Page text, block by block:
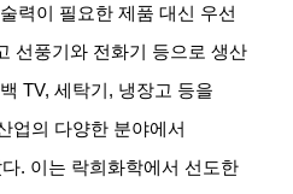
력이 필요한 제품 대신 우선
선풍기와 전화기 등으로 생산
TV,세탁기 , 냉장고 등을
업의 다양한 분야에서
. 이는 락희화학에서 선도한